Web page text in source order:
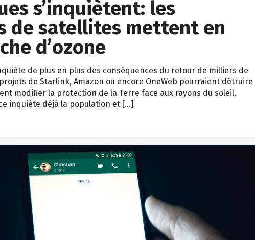
s’inquiètent: les
de satellites mettent en
d’ozone
de plus en plus des conséquences du retour de milliers de
de Starlink, Amazon ou encore OneWeb pourraient détruire
modifier la protection de la Terre face aux rayons du soleil.
inquiète déjà la population et […]